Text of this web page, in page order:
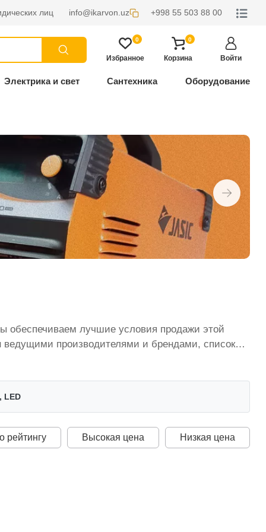
лиц info@ikarvon.uz +998 55 503 88 00
0
Избранное
0
Корзина Войти
Электрика и свет Сантехника Оборудование
лучшие условия продажи этой
ведущими производителями и брендами, список
LED
рейтингу Высокая цена Низкая цена